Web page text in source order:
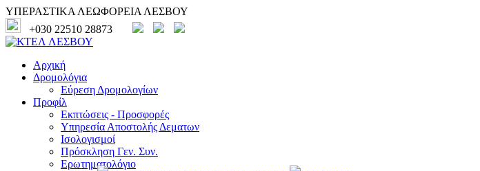
ΥΠΕΡΑΣΤΙΚΑ ΛΕΩΦΟΡΕΙΑ ΛΕΣΒΟΥ
+030 22510 28873
Αρχική
Δρομολόγια
Εύρεση Δρομολογίων
Προφίλ
Εκπτώσεις - Προσφορές
Υπηρεσία Αποστολής Δεματων
Ισολογισμοί
Πρόσκληση Γεν. Συν.
Ερωτηματολόγιο